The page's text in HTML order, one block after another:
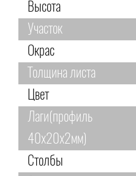
Высота
Участок
Окрас
Толщина листа
Цвет
Лаги(профиль
40х20х2мм)
Столбы